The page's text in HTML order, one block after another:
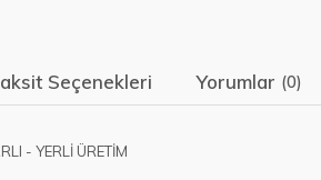
Seçenekleri Yorumlar (0)
- YERLİ ÜRETİM